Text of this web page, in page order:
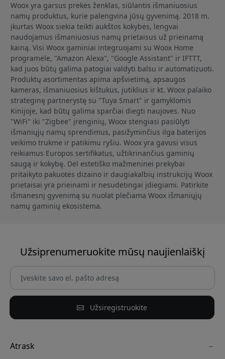
Woox yra garsus prekės ženklas, siūlantis išmaniuosius
namų produktus, kurie palengvina jūsų gyvenimą. 2018 m.
įkurtas Woox siekia teikti aukštos kokybės, lengvai
naudojamus išmaniuosius namų prietaisus už prieinamą
kainą. Visi Woox gaminiai integruojami su Woox Home
programėle, "Amazon Alexa", "Google Assistant" ir IFTTT,
kad juos būtų galima patogiai valdyti balsu ir automatizuoti.
Produktų asortimentas apima apšvietimą, apsaugos
kameras, išmaniuosius kištukus, jutiklius ir kt. Woox palaiko
strateginę partnerystę su "Tuya Smart" ir gamyklomis
Kinijoje, kad būtų galima sparčiai diegti naujoves. Nuo
"WiFi" iki "Zigbee" įrenginių, Woox stengiasi pasiūlyti
išmaniųjų namų sprendimus, pasižyminčius ilga baterijos
veikimo trukme ir patikimu ryšiu. Woox yra gavusi visus
reikiamus Europos sertifikatus, užtikrinančius gaminių
saugą ir kokybę. Dėl estetiško mažmeninei prekybai
pritaikyto pakuotės dizaino ir daugiakalbių instrukcijų Woox
prietaisai yra prieinami ir nesudėtingai įdiegiami. Patirkite
išmanesnį gyvenimą su nuolat plečiama Woox išmaniųjų
namų gaminių ekosistema.
Užsiprenumeruokite mūsų naujienlaiškį
Užsiregistruokite
Atrask